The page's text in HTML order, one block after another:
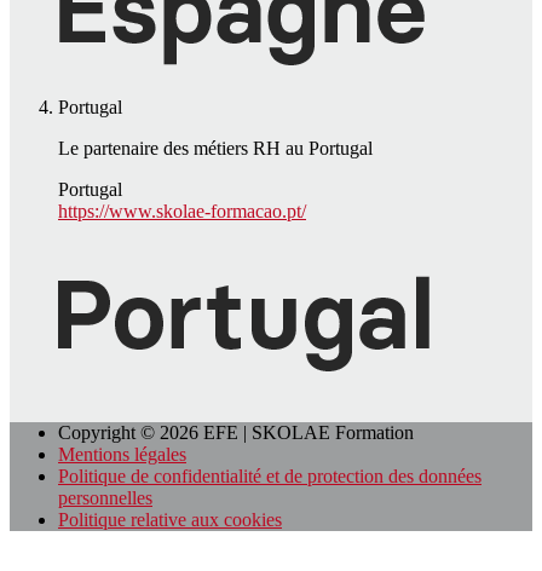
Portugal
Le partenaire des métiers RH au Portugal
Portugal
https://www.skolae-formacao.pt/
Copyright © 2026 EFE | SKOLAE Formation
Mentions légales
Politique de confidentialité et de protection des données
personnelles
Politique relative aux cookies